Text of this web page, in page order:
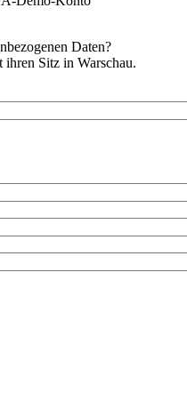
Daten?
Sitz in Warschau.